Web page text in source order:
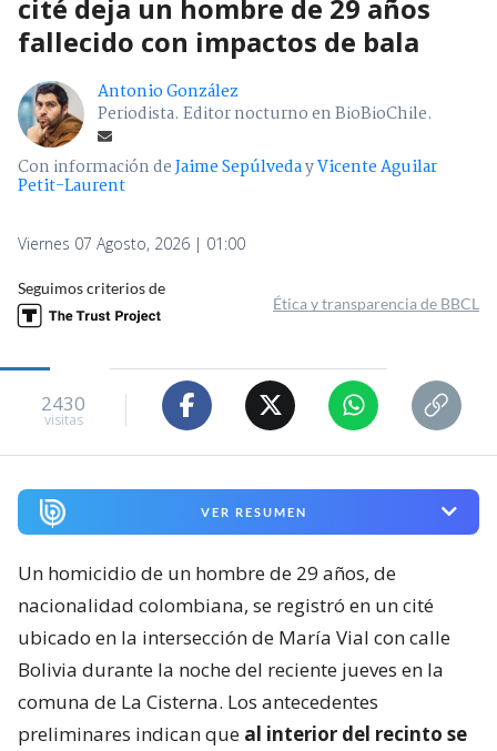
cité deja un hombre de 29 años
fallecido con impactos de bala
Antonio González
Periodista. Editor nocturno en BioBioChile.
Con información deJaime SepúlvedayVicente Aguilar
Petit-Laurent
Viernes 07 Agosto, 2026 | 01:00
Seguimos criterios de
Ética y transparencia de BBCL
2430
visitas
VER RESUMEN
Un homicidio de un hombre de 29 años, de
nacionalidad colombiana, se registró en un cité
ubicado en la intersección de María Vial con calle
Bolivia durante la noche del reciente jueves en la
comuna de La Cisterna. Los antecedentes
preliminares indican que al interior del recinto se